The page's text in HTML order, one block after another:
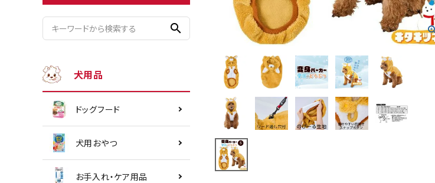
search
犬用品
ドッグフード
犬用おやつ
お手入れ・ケア用品